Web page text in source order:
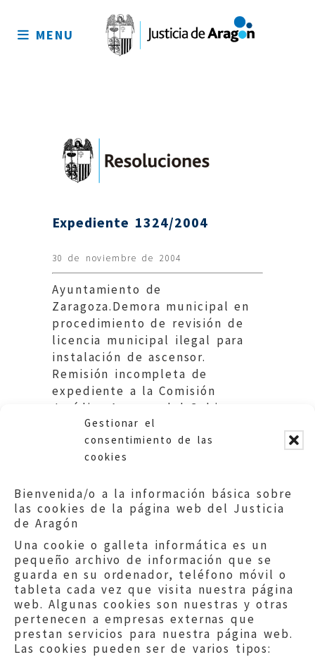
Gestionar el
consentimiento de las
cookies
Bienvenida/o a la información básica sobre
las cookies de la página web del Justicia
de Aragón
Una cookie o galleta informática es un
pequeño archivo de información que se
guarda en su ordenador, teléfono móvil o
tableta cada vez que visita nuestra página
web. Algunas cookies son nuestras y otras
pertenecen a empresas externas que
prestan servicios para nuestra página web.
Las cookies pueden ser de varios tipos:
sitio
MENU
Expediente 1324/2004
30 de noviembre de 2004
Ayuntamiento de
Zaragoza.Demora municipal en
procedimiento de revisión de
licencia municipal ilegal para
instalación de ascensor.
Remisión incompleta de
expediente a la Comisión
Jurídica Asesora del Gobierno
de Aragón.